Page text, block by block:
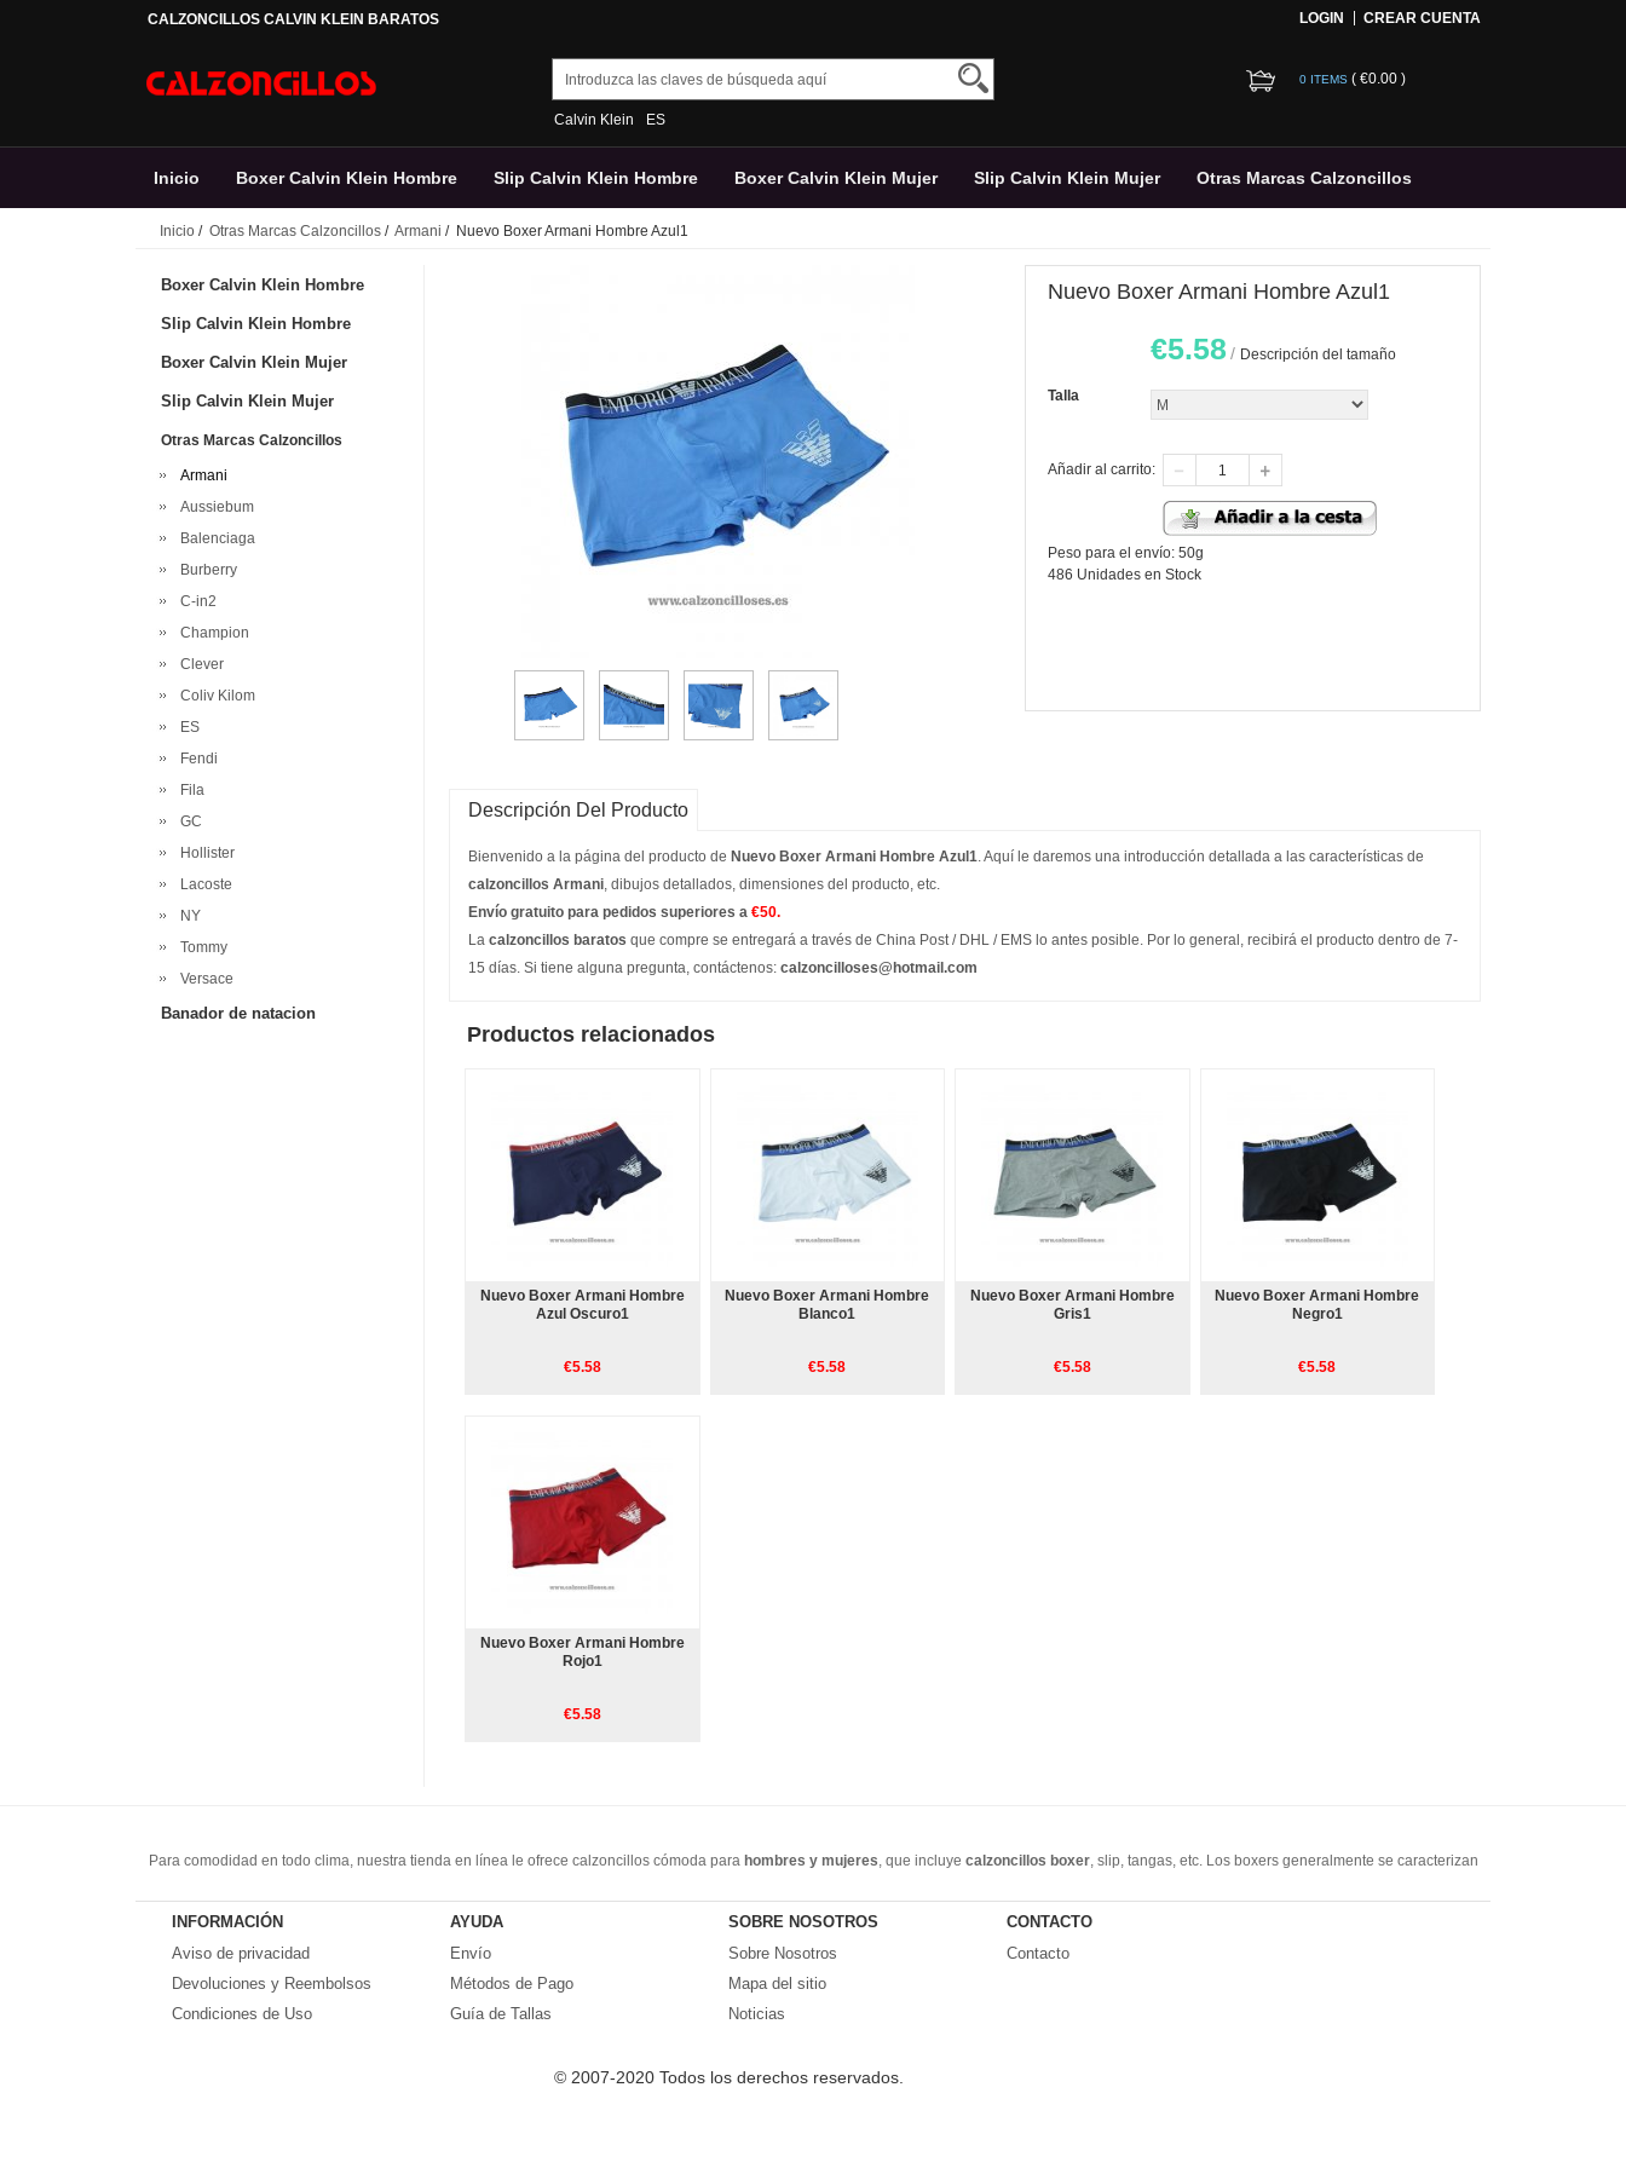
CALZONCILLOS CALVIN KLEIN BARATOS LOGIN CREAR CUENTA
Calvin Klein ES
0 ITEMS ( €0.00 )
Inicio Boxer Calvin Klein Hombre Slip Calvin Klein Hombre Boxer Calvin Klein Mujer Slip Calvin Klein Mujer Otras Marcas Calzoncillos
Banador de natacion
Inicio / Otras Marcas Calzoncillos / Armani / Nuevo Boxer Armani Hombre Azul1
Boxer Calvin Klein Hombre
Slip Calvin Klein Hombre
Boxer Calvin Klein Mujer
Slip Calvin Klein Mujer
Otras Marcas Calzoncillos
Armani
Aussiebum
Balenciaga
Burberry
C-in2
Champion
Clever
Coliv Kilom
ES
Fendi
Fila
GC
Hollister
Lacoste
NY
Tommy
Versace
Banador de natacion
Nuevo Boxer Armani Hombre Azul1
€5.58 / Descripción del tamaño
Talla
Añadir al carrito:
Peso para el envío: 50g
486 Unidades en Stock
Descripción Del Producto
Bienvenido a la página del producto de Nuevo Boxer Armani Hombre Azul1. Aquí le daremos una introducción detallada a las características de
calzoncillos Armani, dibujos detallados, dimensiones del producto, etc.
Envío gratuito para pedidos superiores a €50.
La calzoncillos baratos que compre se entregará a través de China Post / DHL / EMS lo antes posible. Por lo general, recibirá el producto dentro de 7-
15 días. Si tiene alguna pregunta, contáctenos: calzoncilloses@hotmail.com
Productos relacionados
Nuevo Boxer Armani Hombre
Azul Oscuro1
€5.58
Nuevo Boxer Armani Hombre
Blanco1
€5.58
Nuevo Boxer Armani Hombre
Gris1
€5.58
Nuevo Boxer Armani Hombre
Negro1
€5.58
Nuevo Boxer Armani Hombre
Rojo1
€5.58
Para comodidad en todo clima, nuestra tienda en línea le ofrece calzoncillos cómoda para hombres y mujeres, que incluye calzoncillos boxer, slip, tangas, etc. Los boxers generalmente se caracterizan
Aussiebum,Armani,ES
... y muchas otras marcas. Transpirable, cómodo y económico. Bienvenido a comprar en línea!
INFORMACIÓN
Aviso de privacidad
Devoluciones y Reembolsos
Condiciones de Uso
AYUDA
Envío
Métodos de Pago
Guía de Tallas
SOBRE NOSOTROS
Sobre Nosotros
Mapa del sitio
Noticias
CONTACTO
Contacto
© 2007-2020 Todos los derechos reservados.